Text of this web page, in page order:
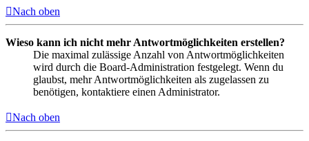
Nach oben
Wieso kann ich nicht mehr Antwortmöglichkeiten erstellen?
Die maximal zulässige Anzahl von Antwortmöglichkeiten
wird durch die Board-Administration festgelegt. Wenn du
glaubst, mehr Antwortmöglichkeiten als zugelassen zu
benötigen, kontaktiere einen Administrator.
Nach oben